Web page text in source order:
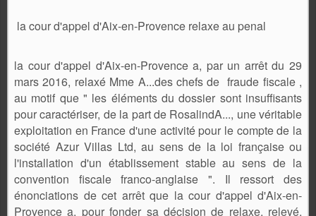
la cour d'appel d'Aix-en-Provence relaxe au penal
la cour d'appel d'Aix-en-Provence a, par un arrêt du 29
mars 2016, relaxé Mme A...des chefs de fraude fiscale ,
au motif que " les éléments du dossier sont insuffisants
pour caractériser, de la part de RosalindA..., une véritable
exploitation en France d'une activité pour le compte de la
société Azur Villas Ltd, au sens de la loi française ou
l'installation d'un établissement stable au sens de la
convention fiscale franco-anglaise ". Il ressort des
énonciations de cet arrêt que la cour d'appel d'Aix-en-
Provence a, pour fonder sa décision de relaxe, relevé,